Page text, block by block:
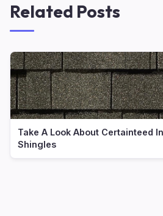
Related Posts
Take A Look About Certainteed
Shingles